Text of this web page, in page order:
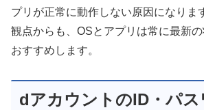
プリが正常に動作しない原因になりま
観点からも、OSとアプリは常に最新
おすすめします。
dアカウントのID・パ